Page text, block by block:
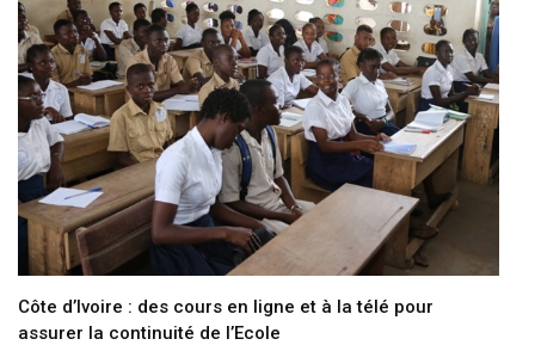
Côte d’Ivoire : des cours en ligne et à la télé pour
assurer la continuité de l’Ecole